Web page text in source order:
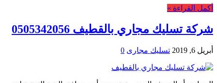
أكمل القراءة »
شركة تسليك مجاري بالقطيف 0505342056
أبريل 6, 2019 تسليك مجارى 0